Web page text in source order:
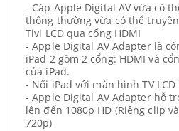
- Cáp Apple Digital AV vừa có
thông thường vừa có thể
Tivi LCD qua cổng HDMI
- Apple Digital AV Adapter là
iPad 2 gồm 2 cổng: HDMI và
của iPad.
- Nối iPad với màn hình TV
- Apple Digital AV Adapter hỗ
lên đến 1080p HD (Riêng clip
720p)